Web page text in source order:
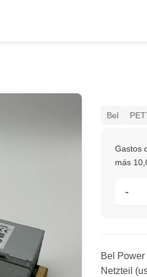
Bel
Gastos
más
-
Bel
Netzteil